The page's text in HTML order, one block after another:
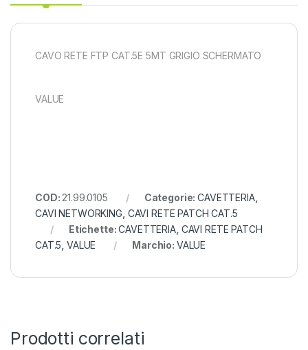
CAVO RETE FTP CAT.5E 5MT GRIGIO SCHERMATO
VALUE
COD: 21.99.0105 Categorie:CAVETTERIA,
CAVI NETWORKING CAVI RETE PATCH CAT.5
Etichette:CAVETTERIA, CAVI RETE PATCH
CAT.5 ,VALUE Marchio: VALUE
Prodotti correlati